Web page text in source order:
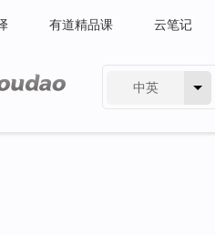
有道精品课 云笔记
中英